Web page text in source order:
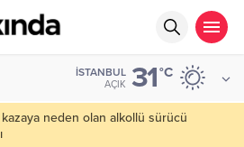
İSTANBUL
AÇIK 31°C
da Etkileyecek: Daha Sıcak Yaz,
Kuraklık Bekleniyor